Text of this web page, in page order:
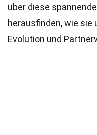
über diese spannende
herausfinden, wie sie
Evolution und